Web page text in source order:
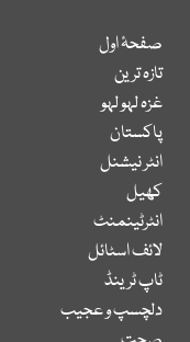
صفحۂ اول
تازہ ترین
غزہ لہو لہو
پاکستان
انٹر نیشنل
کھیل
انٹرٹینمنٹ
لائف اسٹائل
ٹاپ ٹرینڈ
دلچسپ و عجیب